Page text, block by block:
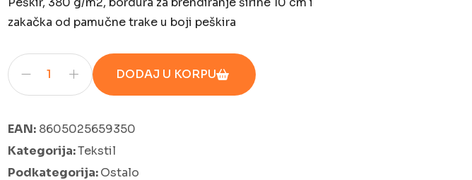
zakačka od pamučne trake u boji peškira
DODAJ U KORPU
EAN: 8605025659350
Kategorija:Tekstil
Podkategorija:Ostalo